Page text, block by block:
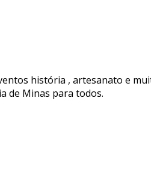
história , artesanato e
de Minas para todos.